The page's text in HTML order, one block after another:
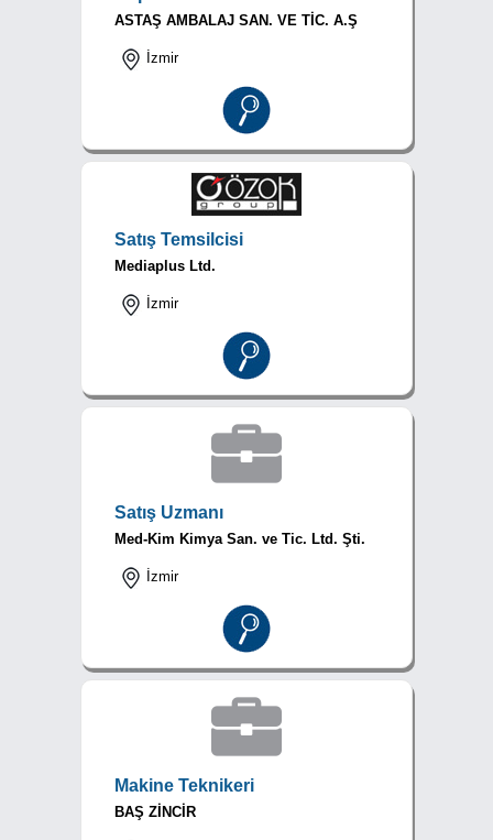
ASTAŞ AMBALAJ SAN. VE TİC. A.Ş
İzmir
Satış Temsilcisi
Mediaplus Ltd.
İzmir
Satış Uzmanı
Med-Kim Kimya San. ve Tic. Ltd. Şti.
İzmir
Makine Teknikeri
BAŞ ZİNCİR